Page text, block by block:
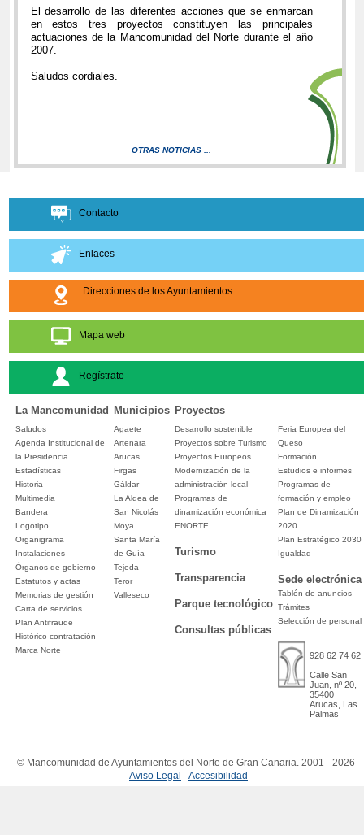
El desarrollo de las diferentes acciones que se enmarcan
en estos tres proyectos constituyen las principales
actuaciones de la Mancomunidad del Norte durante el año
2007.
Saludos cordiales.
OTRAS NOTICIAS ...
Contacto
Enlaces
Direcciones de los Ayuntamientos
Mapa web
Regístrate
La Mancomunidad Municipios Proyectos
Saludos
Agenda Institucional de
la Presidencia
Estadísticas
Historia
Multimedia
Bandera
Logotipo
Organigrama
Instalaciones
Órganos de gobierno
Estatutos y actas
Memorias de gestión
Carta de servicios
Plan Antifraude
Histórico contratación
Marca Norte
Agaete
Artenara
Arucas
Firgas
Gáldar
La Aldea de
San Nicolás
Moya
Santa María
de Guía
Tejeda
Teror
Valleseco
Desarrollo sostenible
Proyectos sobre Turismo
Proyectos Europeos
Modernización de la
administración local
Programas de
dinamización económica
ENORTE
Turismo
Transparencia
Parque tecnológico
Consultas públicas
Feria Europea del
Queso
Formación
Estudios e informes
Programas de
formación y empleo
Plan de Dinamización
2020
Plan Estratégico 2030
Igualdad
Sede electrónica
Tablón de anuncios
Trámites
Selección de personal
928 62 74 62
Calle San
Juan, nº 20,
35400
Arucas, Las
Palmas
© Mancomunidad de Ayuntamientos del Norte de Gran Canaria. 2001 - 2026 -
Aviso Legal -Accesibilidad